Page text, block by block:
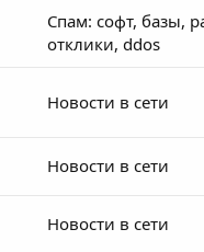
Спам: софт, базы,
отклики, ddos
Новости в сети
Новости в сети
Новости в сети